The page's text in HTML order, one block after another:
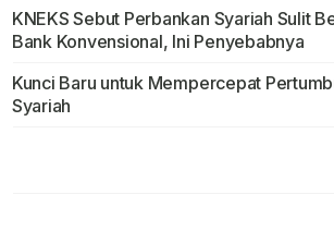
KNEKS Sebut Perbankan Syariah Sulit
Bank Konvensional, Ini Penyebabnya
Kunci Baru untuk Mempercepat
Syariah